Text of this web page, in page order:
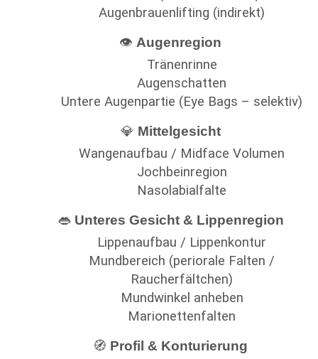
Augenbrauenlifting (indirekt)
👁 Augenregion
Tränenrinne
Augenschatten
Untere Augenpartie (Eye Bags – selektiv)
💎 Mittelgesicht
Wangenaufbau / Midface Volumen
Jochbeinregion
Nasolabialfalte
👄 Unteres Gesicht & Lippenregion
Lippenaufbau / Lippenkontur
Mundbereich (periorale Falten /
Raucherfältchen)
Mundwinkel anheben
Marionettenfalten
🧭 Profil & Konturierung